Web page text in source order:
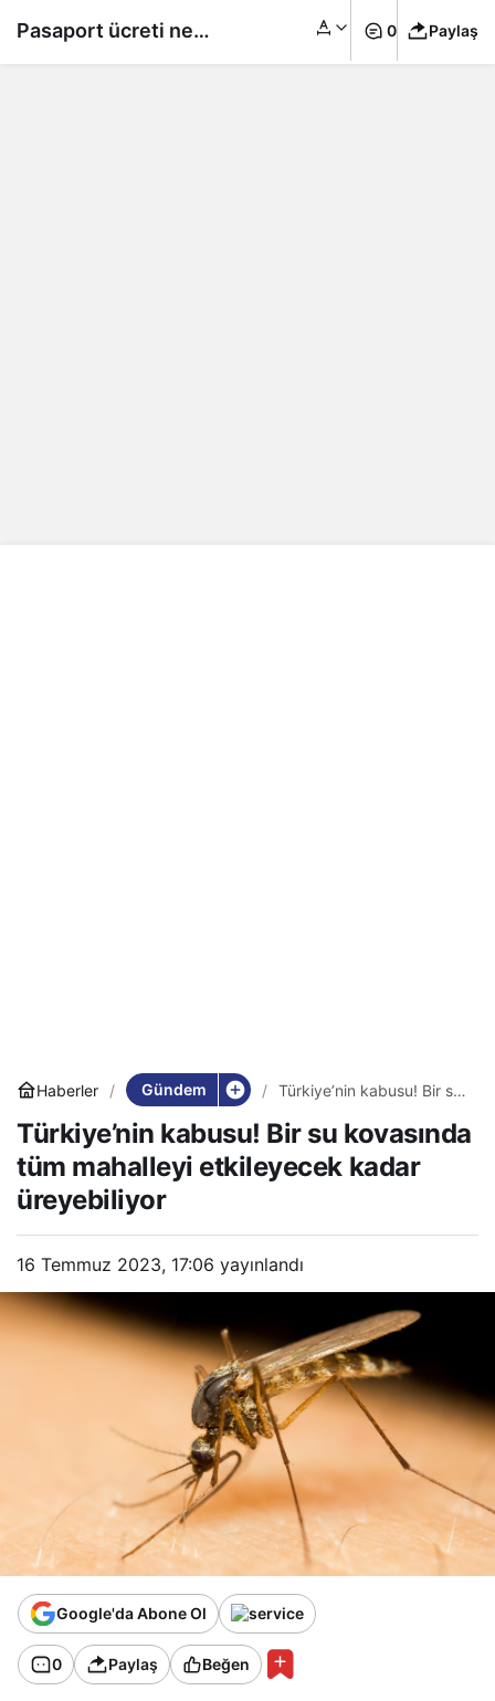
Haberler Gündem
Türkiye’nin kabusu! Bir su
etkileyecek kadar
üreyebiliyor
Türkiye’nin kabusu! Bir su kovasında
tüm mahalleyi etkileyecek kadar
üreyebiliyor
16 Temmuz 2023, 17:06 yayınlandı
Google'da Abone Ol
0 Paylaş Beğen
Pasaport ücreti ne 0 Paylaş